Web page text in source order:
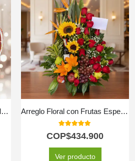
Globo Metalizado Feliz Cumpleaños Arreglo Floral con Frutas Especial
5.00
COP$434.900
Ver producto